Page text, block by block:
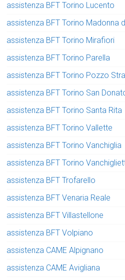
assistenza BFT Torino Lucento
assistenza BFT Torino Madonna
assistenza BFT Torino Mirafiori
assistenza BFT Torino Parella
assistenza BFT Torino Pozzo
assistenza BFT Torino San
assistenza BFT Torino Santa Rita
assistenza BFT Torino Vallette
assistenza BFT Torino Vanchiglia
assistenza BFT Torino
assistenza BFT Trofarello
assistenza BFT Venaria Reale
assistenza BFT Villastellone
assistenza BFT Volpiano
assistenza CAME Alpignano
assistenza CAME Avigliana